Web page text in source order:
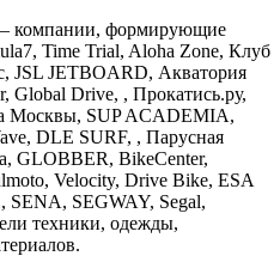
компании, формирующие
Time Trial, Aloha Zone, Клуб
JSL JETBOARD, Акватория
Global Drive, , Прокатись.ру,
Москвы, SUP ACADEMIA,
DLE SURF, , Парусная
GLOBBER, BikeCenter,
Velocity, Drive Bike, ESA
SEGWAY, Segal,
техники, одежды,